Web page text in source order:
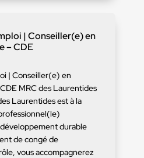
| Conseiller(e) en
– CDE
| Conseiller(e) en
MRC des Laurentides
Laurentides est à la
durable
de congé de
vous accompagnerez